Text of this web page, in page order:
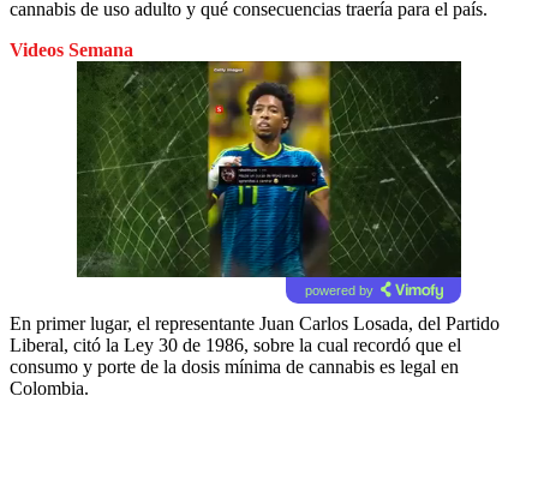
cannabis de uso adulto y qué consecuencias traería para el país.
Videos Semana
powered by
En primer lugar, el representante Juan Carlos Losada, del Partido
Liberal, citó la Ley 30 de 1986, sobre la cual recordó que el
consumo y porte de la dosis mínima de cannabis es legal en
Colombia.